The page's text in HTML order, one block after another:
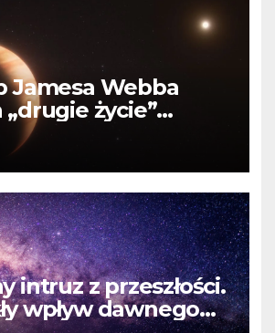
Jamesa Webba
życie”
wokół
intruz z przeszłości.
wpływ dawnego